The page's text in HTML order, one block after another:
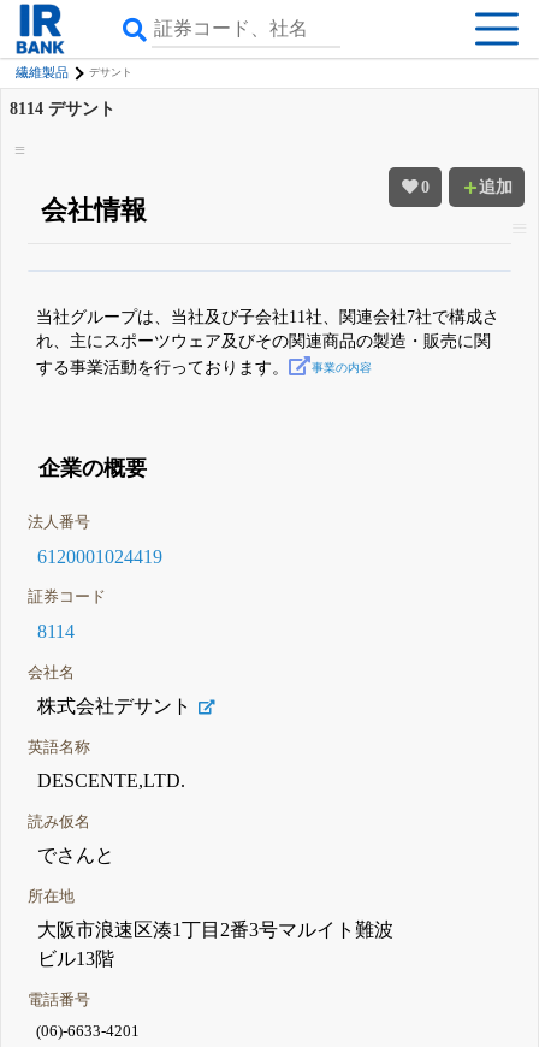
繊維製品 デサント
0 追加
8114 デサント
会社情報
詳しく見られる
無料でβ版をはじめる
登録すると永久30%OFFと米株版の先行利用も付きます
当社グループは、当社及び子会社11社、関連会社7社で構成さ
れ、主にスポーツウェア及びその関連商品の製造・販売に関
する事業活動を行っております。
事業の内容
企業の概要
法人番号
6120001024419
証券コード
8114
会社名
株式会社デサント
英語名称
DESCENTE,LTD.
読み仮名
でさんと
所在地
大阪市浪速区湊1丁目2番3号マルイト難波
ビル13階
電話番号
(06)-6633-4201